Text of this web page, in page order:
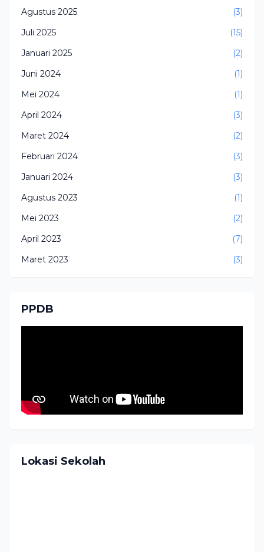
Agustus 2025
(3)
Juli 2025
(15)
Januari 2025
(2)
Juni 2024
(1)
Mei 2024
(1)
April 2024
(3)
Maret 2024
(2)
Februari 2024
(3)
Januari 2024
(3)
Agustus 2023
(1)
Mei 2023
(2)
April 2023
(7)
Maret 2023
(3)
PPDB
Lokasi Sekolah